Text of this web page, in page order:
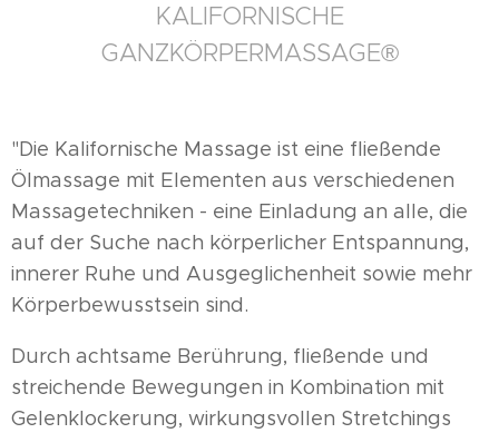
KALIFORNISCHE
GANZKÖRPERMASSAGE®
"Die Kalifornische Massage ist eine fließende
Ölmassage mit Elementen aus verschiedenen
Massagetechniken - eine Einladung an alle, die
auf der Suche nach körperlicher Entspannung,
innerer Ruhe und Ausgeglichenheit sowie mehr
Körperbewusstsein sind.
Durch achtsame Berührung, fließende und
streichende Bewegungen in Kombination mit
Gelenklockerung, wirkungsvollen Stretchings